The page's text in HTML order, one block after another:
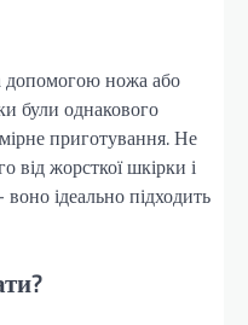
допомогою ножа або
були однакового
приготування. Не
від жорсткої шкірки і
ідеально підходить